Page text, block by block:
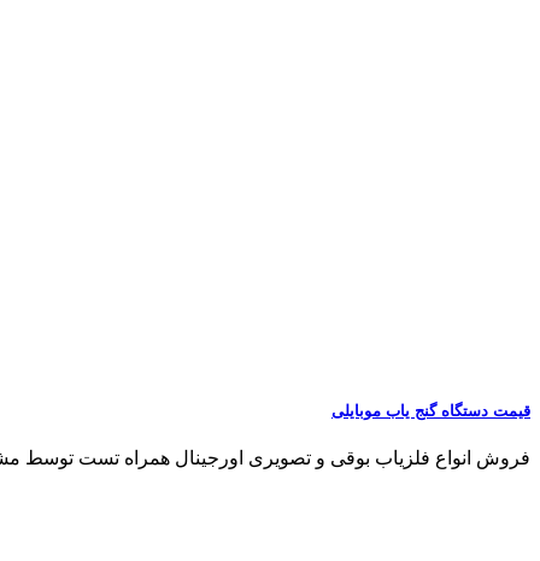
قیمت دستگاه گنج یاب موبایلی
فروش انواع فلزیاب بوقی و تصویری اورجینال همراه تست توسط مشتری